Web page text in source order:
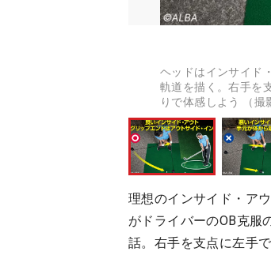
ヘッドはインサイド
軌道を描く。右手を
りで体感しよう （撮
理想のインサイド・ア
がドライバーのOB克服
話。右手を支点に左手